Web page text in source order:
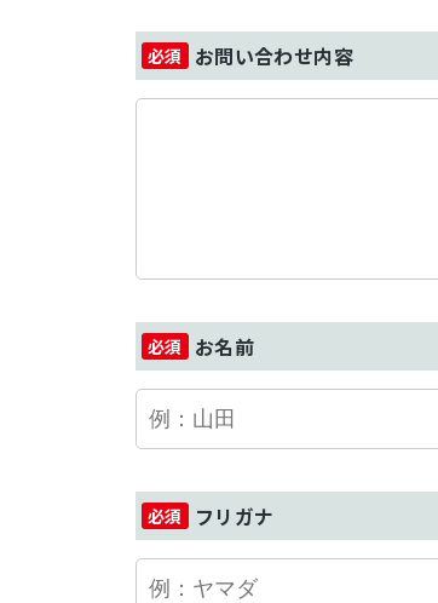
お問い合わせ内容
お名前
フリガナ